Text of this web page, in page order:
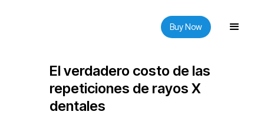
Buy Now
El verdadero costo de las
repeticiones de rayos X
dentales